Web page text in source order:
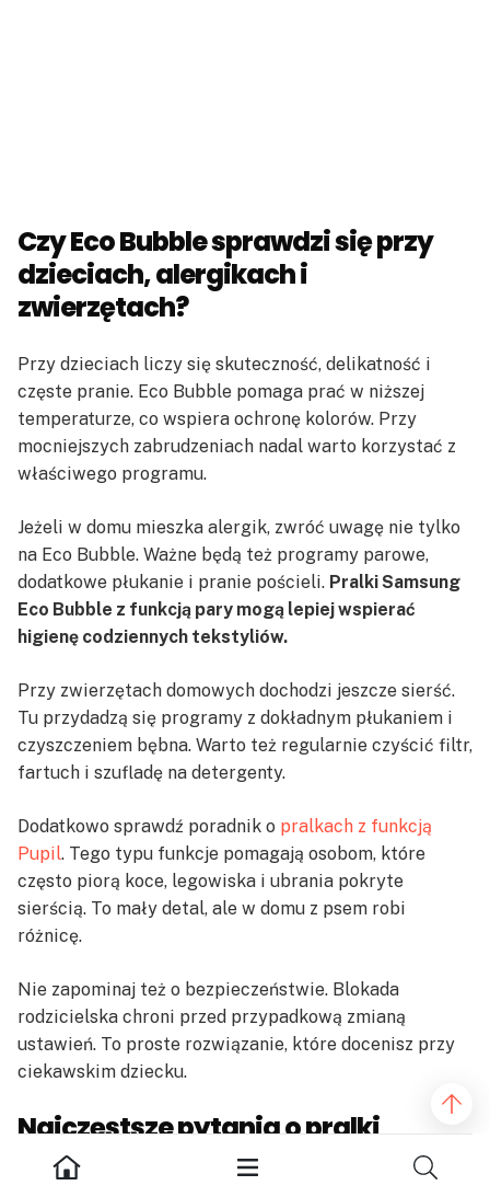
Czy Eco Bubble sprawdzi się przy
dzieciach, alergikach i
zwierzętach?
Przy dzieciach liczy się skuteczność, delikatność i
częste pranie. Eco Bubble pomaga prać w niższej
temperaturze, co wspiera ochronę kolorów. Przy
mocniejszych zabrudzeniach nadal warto korzystać z
właściwego programu.
Jeżeli w domu mieszka alergik, zwróć uwagę nie tylko
na Eco Bubble. Ważne będą też programy parowe,
dodatkowe płukanie i pranie pościeli. Pralki Samsung
Eco Bubble z funkcją pary mogą lepiej wspierać
higienę codziennych tekstyliów.
Przy zwierzętach domowych dochodzi jeszcze sierść.
Tu przydadzą się programy z dokładnym płukaniem i
czyszczeniem bębna. Warto też regularnie czyścić filtr,
fartuch i szufladę na detergenty.
Dodatkowo sprawdź poradnik o pralkach z funkcją
Pupil. Tego typu funkcje pomagają osobom, które
często piorą koce, legowiska i ubrania pokryte
sierścią. To mały detal, ale w domu z psem robi
różnicę.
Nie zapominaj też o bezpieczeństwie. Blokada
rodzicielska chroni przed przypadkową zmianą
ustawień. To proste rozwiązanie, które docenisz przy
ciekawskim dziecku.
Najczęstsze pytania o pralki
Samsung Eco Bubble